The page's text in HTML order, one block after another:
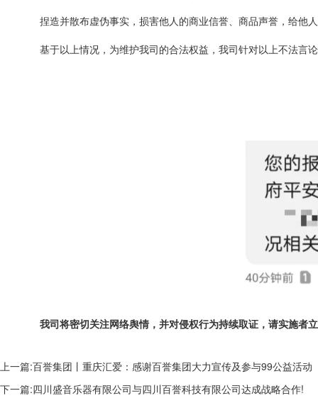
捏造并散布虚伪事实，损害他人的商业信誉、商品声誉，给他
基于以上情况，为维护我司的合法权益，我司针对以上不法言
我司将密切关注网络舆情，并对侵权行为持续取证，请实施者
上一篇:百誉集团丨重庆汇爱：感谢百誉集团大力宣传及参与99公益活动
下一篇:四川盛音乐器有限公司与四川百誉科技有限公司达成战略合作!